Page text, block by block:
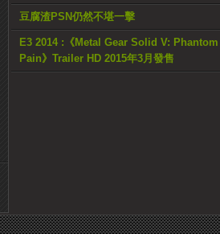
豆腐渣PSN仍然不堪一擊
E3 2014 :《Metal Gear Solid V: Phantom
Pain》Trailer HD 2015年3月發售